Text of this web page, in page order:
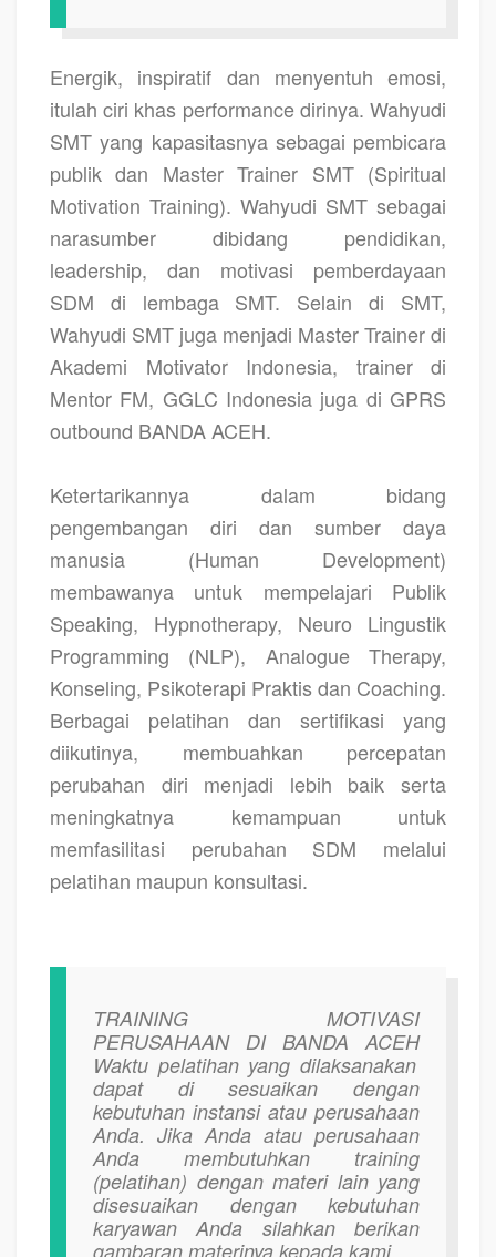
Energik, inspiratif dan menyentuh emosi,
itulah ciri khas performance dirinya. Wahyudi
SMT yang kapasitasnya sebagai pembicara
publik dan Master Trainer SMT (Spiritual
Motivation Training). Wahyudi SMT sebagai
narasumber dibidang pendidikan,
leadership, dan motivasi pemberdayaan
SDM di lembaga SMT. Selain di SMT,
Wahyudi SMT juga menjadi Master Trainer di
Akademi Motivator Indonesia, trainer di
Mentor FM, GGLC Indonesia juga di GPRS
outbound BANDA ACEH.
Ketertarikannya dalam bidang
pengembangan diri dan sumber daya
manusia (Human Development)
membawanya untuk mempelajari Publik
Speaking, Hypnotherapy, Neuro Lingustik
Programming (NLP), Analogue Therapy,
Konseling, Psikoterapi Praktis dan Coaching.
Berbagai pelatihan dan sertifikasi yang
diikutinya, membuahkan percepatan
perubahan diri menjadi lebih baik serta
meningkatnya kemampuan untuk
memfasilitasi perubahan SDM melalui
pelatihan maupun konsultasi.
TRAINING MOTIVASI
PERUSAHAAN DI BANDA ACEH
Waktu pelatihan yang dilaksanakan
dapat di sesuaikan dengan
kebutuhan instansi atau perusahaan
Anda. Jika Anda atau perusahaan
Anda membutuhkan training
(pelatihan) dengan materi lain yang
disesuaikan dengan kebutuhan
karyawan Anda silahkan berikan
gambaran materinya kepada kami.